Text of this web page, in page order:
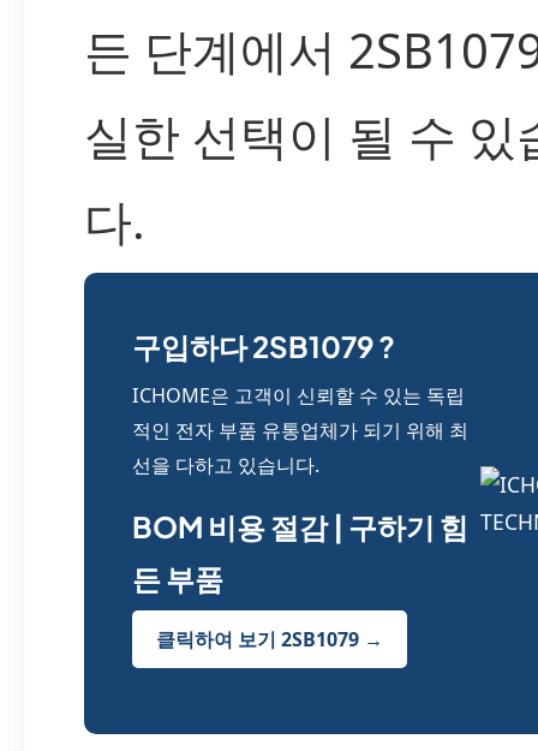
든 단계에서
실한 선택이 될 수 있
다.
구입하다 2SB1079 ?
ICHOME은 고객이 신뢰할 수 있는 독립
적인 전자 부품 유통업체가 되기 위해 최
선을 다하고 있습니다.
BOM 비용 절감 | 구하기 힘
든 부품
클릭하여 보기 2SB1079 →